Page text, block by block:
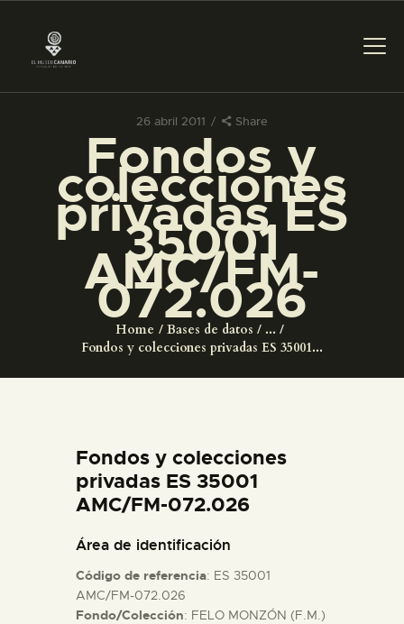
26 abril 2011 Share
Fondos y
colecciones
privadas ES
35001
AMC/FM-
072.026
Home Bases de datos
...
Fondos y colecciones privadas ES 35001...
PREPARAR LA VISITA
ACTIVIDADES
█
EL MUSEO
ESPAÑOL
ACTIVIDADES
Fondos y colecciones
privadas ES 35001
AMC/FM-072.026
Área de identificación
Código de referencia: ES 35001
AMC/FM-072.026
Fondo/Colección: FELO MONZÓN (F.M.)